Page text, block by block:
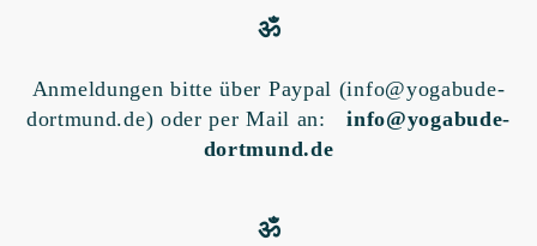
ॐ
Anmeldungen bitte über Paypal (info@yogabude-
dortmund.de) oder per Mail an:
info@yogabude-
dortmund.de
ॐ